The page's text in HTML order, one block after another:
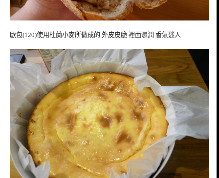
歐包(120)使用杜蘭小麥所做成的 外皮皮脆 裡面濕潤 香氣迷人